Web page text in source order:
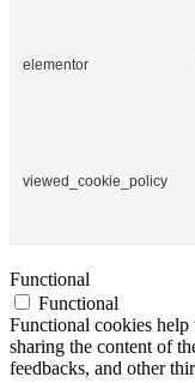
elementor
viewed_cookie_policy
Functional
Functional
Functional cookies
sharing the content of
feedbacks, and other